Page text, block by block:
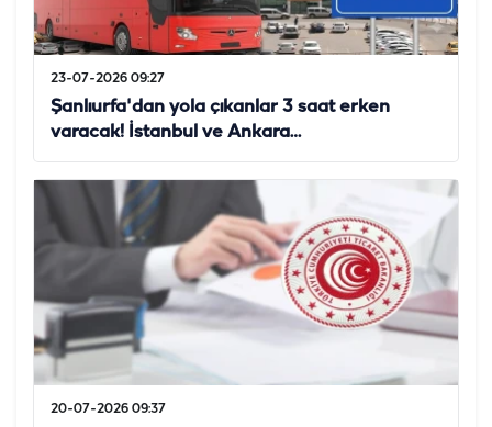
23-07-2026 09:27
Şanlıurfa'dan yola çıkanlar 3 saat erken
varacak! İstanbul ve Ankara…
20-07-2026 09:37